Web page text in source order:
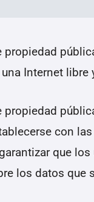
propiedad
Internet libre
propiedad
con
que
los datos que